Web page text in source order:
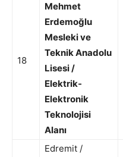
18
Mehmet
Erdemoğlu
Mesleki ve
Teknik Anadolu
Lisesi /
Elektrik-
Elektronik
Teknolojisi
Alanı
Edremit /